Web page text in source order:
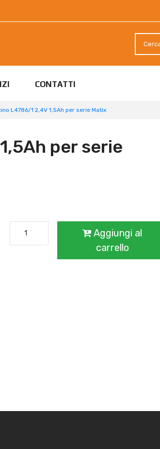
CONTATTI
L4786/1 2,4V 1,5Ah per serie Matix
per serie
Aggiungi al
carrello